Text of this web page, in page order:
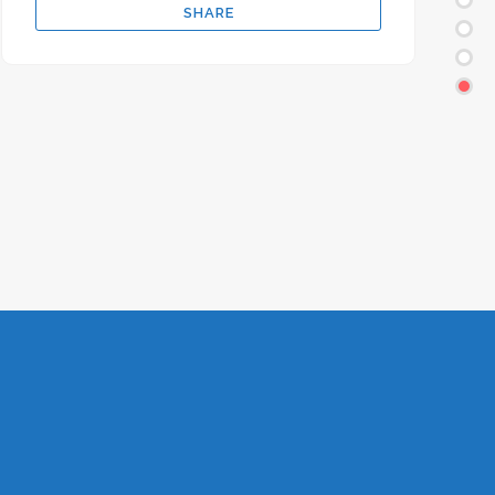
SHARE